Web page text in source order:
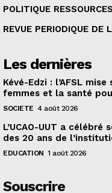
POLITIQUE
REVUE PERIODIQUE DE
Les dernières
Kévé-Edzi : l’AFSL
femmes et la santé
SOCIETE 4 août 2026
L’UCAO-UUT a
des 20 ans de
EDUCATION 1 août 2026
Souscrire